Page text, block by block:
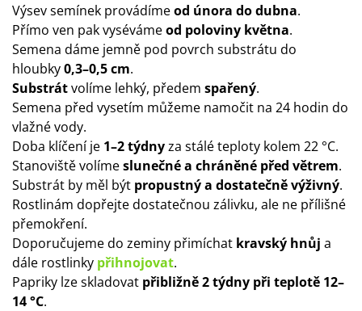
Výsev semínek provádímeod února do dubna.
Přímo ven pak vysévámeod poloviny května.
Semena dáme jemně pod povrch substrátu do
hloubky0,3–0,5 cm.
Substrátvolíme lehký, předem spařený.
Semena před vysetím můžeme namočit na 24 hodin do
vlažné vody.
Doba klíčení je 1–2 týdnyza stálé teploty kolem 22 °C.
Stanoviště volímeslunečné a chráněné před větrem.
Substrát by měl být propustný a dostatečně výživný.
Rostlinám dopřejte dostatečnou zálivku, ale ne přílišné
přemokření.
Doporučujeme do zeminy přimíchat kravský hnůj a
dále rostlinky přihnojovat.
Papriky lze skladovat přibližně 2 týdny při teplotě 12–
14 °C.